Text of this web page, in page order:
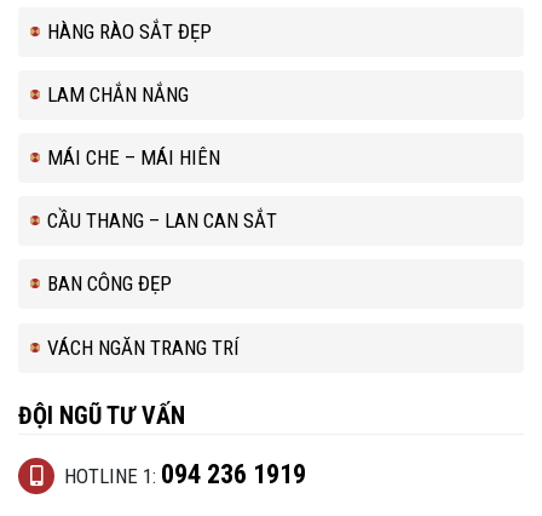
HÀNG RÀO SẮT ĐẸP
LAM CHẮN NẮNG
MÁI CHE – MÁI HIÊN
CẦU THANG – LAN CAN SẮT
BAN CÔNG ĐẸP
VÁCH NGĂN TRANG TRÍ
ĐỘI NGŨ TƯ VẤN
HOTLINE 1: 094 236 1919